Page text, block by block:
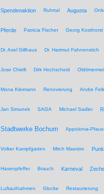
Spendenaktion Ruhrtal Augusta
Pferde Patricia Fischer Georg Kosthorst
Dr. Axel Gillhaus Dr. Hartmut Fahnenstich
Jose Chielli Dirk Hochscheid
Mona Kleimann Renovierung Andre
Jan Simunek SAGA Michael Sadler
Stadtwerke Bochum Appolonia-
Volker Kampfgarten Mitch Maestro Punk
Hasenpfeffer Brauch Karneval
Luftaufnahmen Glocke Restaurierung